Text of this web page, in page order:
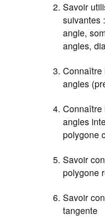
Savoir
suivantes
angle,
angles,
Connaître
angles
Connaître
angles
polygone
Savoir
polygone
Savoir
tangente